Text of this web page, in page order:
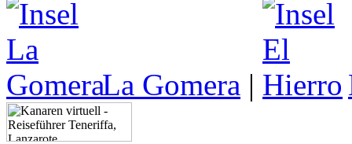
La Gomera |